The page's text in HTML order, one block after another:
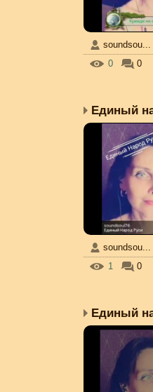
soundsou...
0
0
soundsou...
1
0
Единый